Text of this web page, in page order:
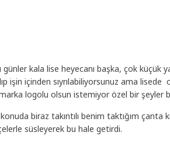
günler kala lise heyecanı başka, çok
işin içinden sıyrılabiliyorsunuz ama lisede
logolu olsun istemiyor özel bir şeyler
biraz takıntılı benim taktığım çanta
süsleyerek bu hale getirdi.